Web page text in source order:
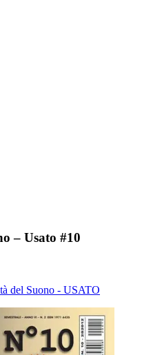
– Usato #10
del Suono - USATO